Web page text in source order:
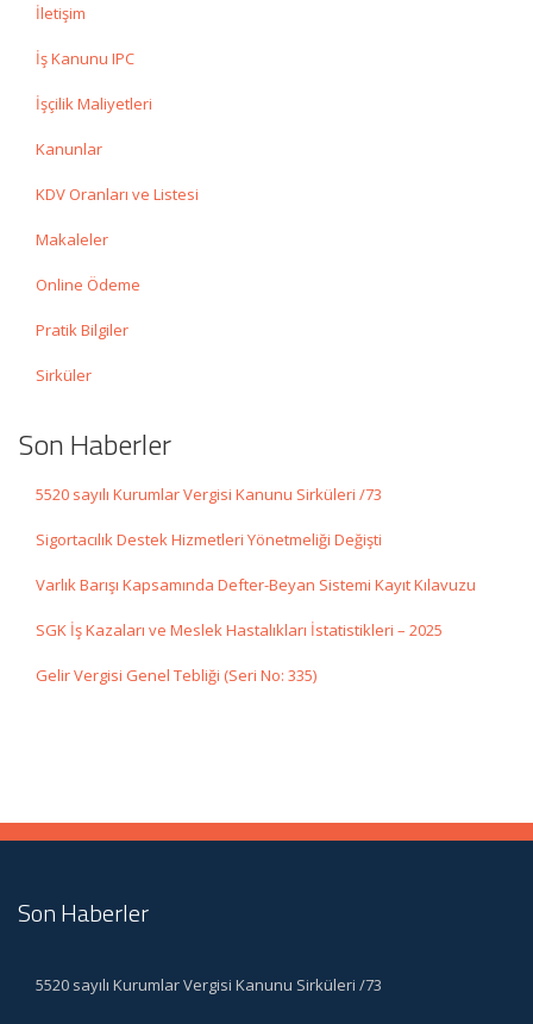
İletişim
İş Kanunu IPC
İşçilik Maliyetleri
Kanunlar
KDV Oranları ve Listesi
Makaleler
Online Ödeme
Pratik Bilgiler
Sirküler
Son Haberler
5520 sayılı Kurumlar Vergisi Kanunu Sirküleri /73
Sigortacılık Destek Hizmetleri Yönetmeliği Değişti
Varlık Barışı Kapsamında Defter-Beyan Sistemi Kayıt Kılavuzu
SGK İş Kazaları ve Meslek Hastalıkları İstatistikleri – 2025
Gelir Vergisi Genel Tebliği (Seri No: 335)
Son Haberler
5520 sayılı Kurumlar Vergisi Kanunu Sirküleri /73